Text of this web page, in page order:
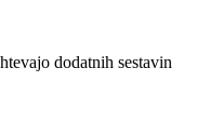
dodatnih sestavin